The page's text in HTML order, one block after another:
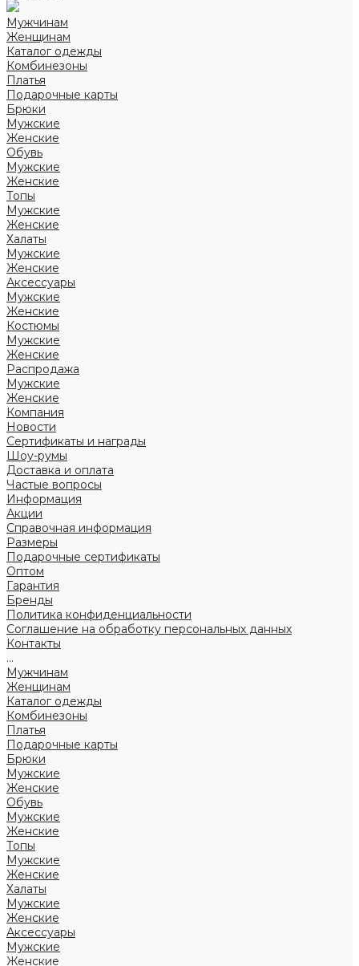
Мужчинам
Женщинам
Каталог одежды
Комбинезоны
Платья
Подарочные карты
Брюки
Мужские
Женские
Обувь
Мужские
Женские
Топы
Мужские
Женские
Халаты
Мужские
Женские
Аксессуары
Мужские
Женские
Костюмы
Мужские
Женские
Распродажа
Мужские
Женские
Компания
Новости
Сертификаты и награды
Шоу-румы
Доставка и оплата
Частые вопросы
Информация
Акции
Справочная информация
Размеры
Подарочные сертификаты
Оптом
Гарантия
Бренды
Политика конфиденциальности
Соглашение на обработку персональных данных
Контакты
...
Мужчинам
Женщинам
Каталог одежды
Комбинезоны
Платья
Подарочные карты
Брюки
Мужские
Женские
Обувь
Мужские
Женские
Топы
Мужские
Женские
Халаты
Мужские
Женские
Аксессуары
Мужские
Женские